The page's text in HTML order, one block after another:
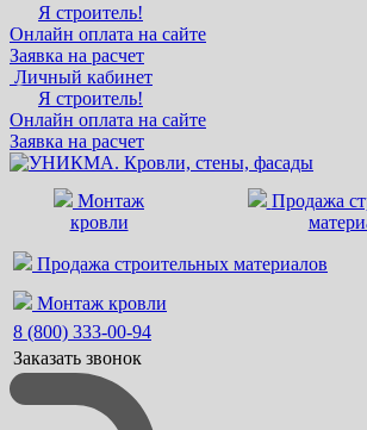
Я строитель!
Онлайн оплата на сайте
Заявка на расчет
Личный кабинет
Я строитель!
Онлайн оплата на сайте
Заявка на расчет
Монтаж
кровли
Продажа
Продажа строительных материалов
Монтаж кровли
8 (800) 333-00-94
Заказать звонок